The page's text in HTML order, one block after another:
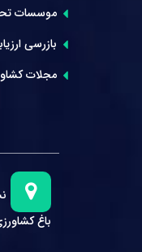
موسسات
بازرسی
مجلات
باغ